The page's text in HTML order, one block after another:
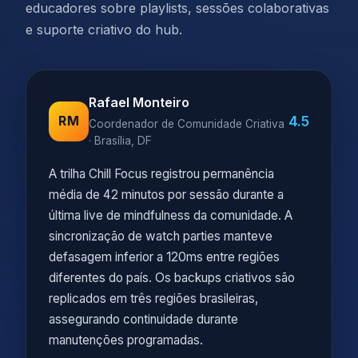
educadores sobre playlists, sessões colaborativas
e suporte criativo do hub.
RM
Rafael Monteiro
Coordenador de Comunidade Criativa
· Brasília, DF
4.5
A trilha Chill Focus registrou permanência
média de 42 minutos por sessão durante a
última live de mindfulness da comunidade. A
sincronização de watch parties manteve
defasagem inferior a 120ms entre regiões
diferentes do país. Os backups criativos são
replicados em três regiões brasileiras,
assegurando continuidade durante
manutenções programadas.